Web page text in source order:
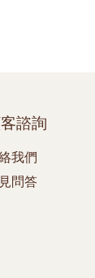
諮詢
我們
問答